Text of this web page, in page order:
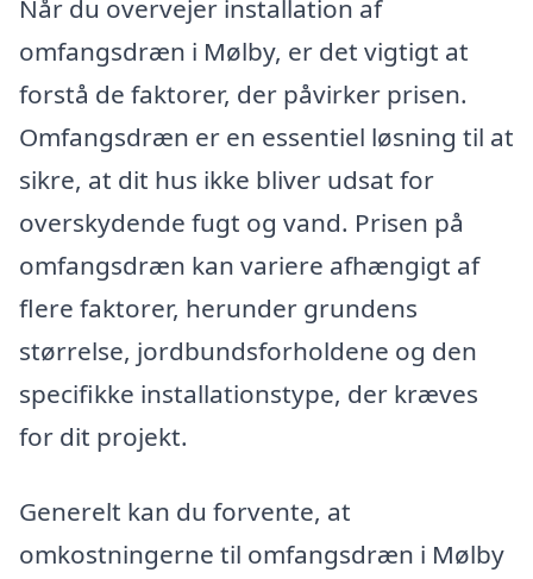
Når du overvejer installation af
omfangsdræn i Mølby, er det vigtigt at
forstå de faktorer, der påvirker prisen.
Omfangsdræn er en essentiel løsning til at
sikre, at dit hus ikke bliver udsat for
overskydende fugt og vand. Prisen på
omfangsdræn kan variere afhængigt af
flere faktorer, herunder grundens
størrelse, jordbundsforholdene og den
specifikke installationstype, der kræves
for dit projekt.
Generelt kan du forvente, at
omkostningerne til omfangsdræn i Mølby